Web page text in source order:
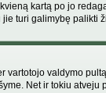
kartą po jo
turi galimybę
valdymo
Net ir tokiu